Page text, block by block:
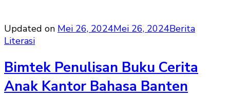
Updated on Mei 26, 2024Mei 26, 2024Berita
Literasi
Bimtek Penulisan Buku Cerita
Anak Kantor Bahasa Banten